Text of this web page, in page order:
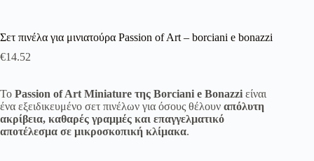
Σετ πινέλα για μινιατούρα Passion of Art – borciani e bonazzi
€14.52
Το Passion of Art Miniature της Borciani e Bonazzi είναι
ένα εξειδικευμένο σετ πινέλων για όσους θέλουν απόλυτη
ακρίβεια, καθαρές γραμμές και επαγγελματικό
αποτέλεσμα σε μικροσκοπική κλίμακα.